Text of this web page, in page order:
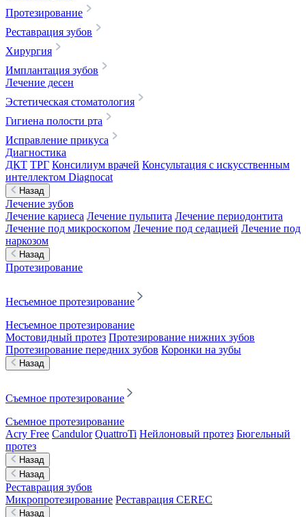
Протезирование
Реставрация зубов
Хирургия
Имплантация зубов
Лечение десен
Эстетическая стоматология
Гигиена полости рта
Исправление прикуса
Диагностика
ДКТ ТРГ Консилиум врачей Консультация с искусственным
интеллектом Diagnocat
Назад
Лечение зубов
Лечение кариеса Лечение пульпита Лечение периодонтита
Лечение под микроскопом Лечение под седацией Лечение под
наркозом
Назад
Протезирование
Несъемное протезирование
Несъемное протезирование
Мостовидный протез Протезирование нижних зубов
Протезирование передних зубов Коронки на зубы
Назад
Съемное протезирование
Съемное протезирование
Acry Free Candulor QuattroTi Нейлоновый протез Бюгельный
протез
Назад
Назад
Реставрация зубов
Микропротезирование Реставрация CEREC
Назад